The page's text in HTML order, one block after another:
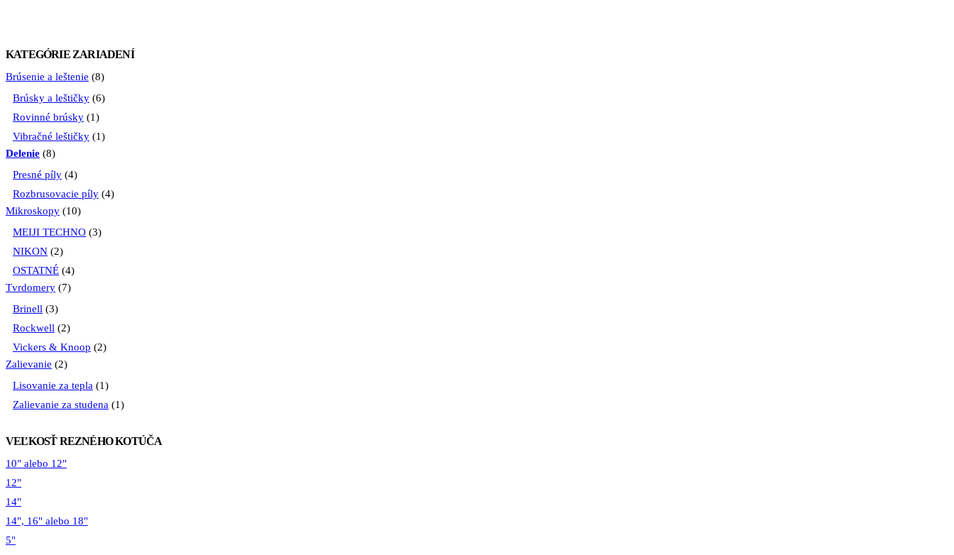
KATEGÓRIE ZARIADENÍ
Brúsenie a leštenie (8)
Brúsky a leštičky (6)
Rovinné brúsky (1)
Vibračné leštičky (1)
Delenie (8)
Presné píly (4)
Rozbrusovacie píly (4)
Mikroskopy (10)
MEIJI TECHNO (3)
NIKON (2)
OSTATNÉ (4)
Tvrdomery (7)
Brinell (3)
Rockwell (2)
Vickers & Knoop (2)
Zalievanie (2)
Lisovanie za tepla (1)
Zalievanie za studena (1)
VEĽKOSŤ REZNÉHO KOTÚČA
10" alebo 12"
12"
14"
14", 16" alebo 18"
5"